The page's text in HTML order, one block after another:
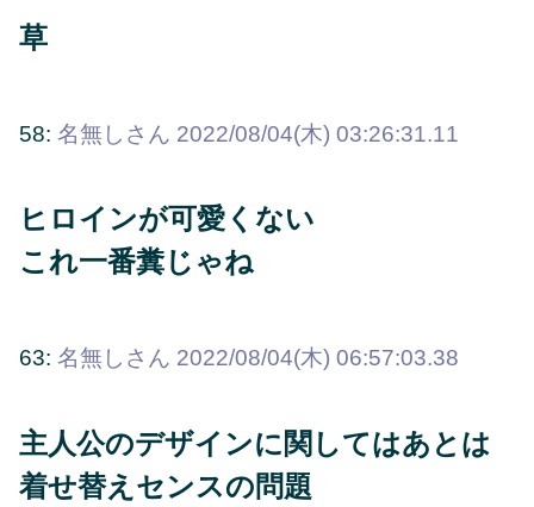
草
58: 名無しさん 2022/08/04(木) 03:26:31.11
ヒロインが可愛くない
これ一番糞じゃね
63: 名無しさん 2022/08/04(木) 06:57:03.38
主人公のデザインに関してはあとは
着せ替えセンスの問題